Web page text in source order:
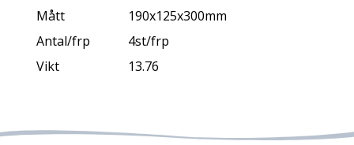
Mått
190x125x300mm
Antal/frp
4st/frp
Vikt
13.76